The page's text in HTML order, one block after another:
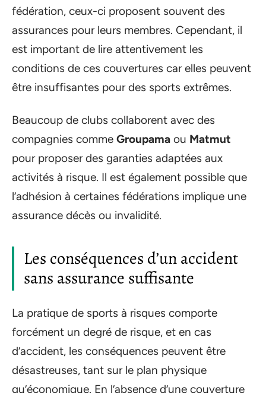
fédération, ceux-ci proposent souvent des
assurances pour leurs membres. Cependant, il
est important de lire attentivement les
conditions de ces couvertures car elles peuvent
être insuffisantes pour des sports extrêmes.
Beaucoup de clubs collaborent avec des
compagnies comme Groupama ou Matmut
pour proposer des garanties adaptées aux
activités à risque. Il est également possible que
l’adhésion à certaines fédérations implique une
assurance décès ou invalidité.
Les conséquences d’un accident
sans assurance suffisante
La pratique de sports à risques comporte
forcément un degré de risque, et en cas
d’accident, les conséquences peuvent être
désastreuses, tant sur le plan physique
qu’économique. En l’absence d’une couverture